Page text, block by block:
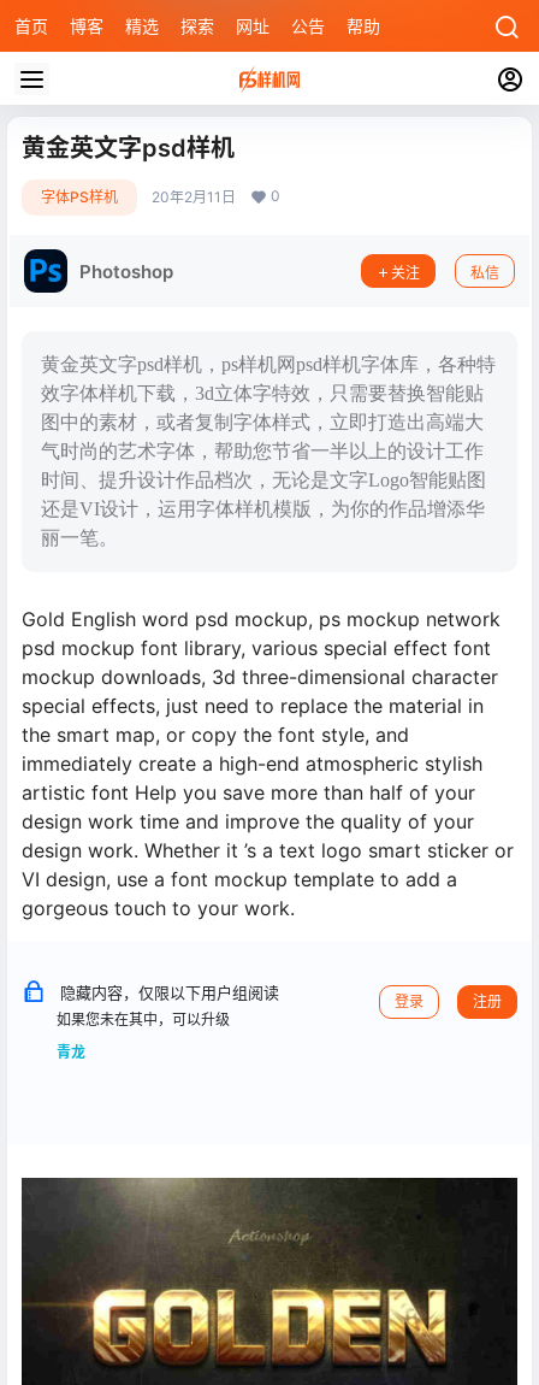
首页 博客 精选 探索 网址 公告 帮助
黄金英文字psd样机
字体PS样机 20年2月11日 0
Photoshop 关注 私信
黄金英文字psd样机，ps样机网psd样机字体库，各种特
效字体样机下载，3d立体字特效，只需要替换智能贴
图中的素材，或者复制字体样式，立即打造出高端大
气时尚的艺术字体，帮助您节省一半以上的设计工作
时间、提升设计作品档次，无论是文字Logo智能贴图
还是VI设计，运用字体样机模版，为你的作品增添华
丽一笔。
Gold English word psd mockup, ps mockup network
psd mockup font library, various special effect font
mockup downloads, 3d three-dimensional character
special effects, just need to replace the material in
the smart map, or copy the font style, and
immediately create a high-end atmospheric stylish
artistic font Help you save more than half of your
design work time and improve the quality of your
design work. Whether it ’s a text logo smart sticker or
VI design, use a font mockup template to add a
gorgeous touch to your work.
隐藏内容，仅限以下用户组阅读
如果您未在其中，可以升级
青龙
登录 注册